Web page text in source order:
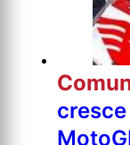
cresce